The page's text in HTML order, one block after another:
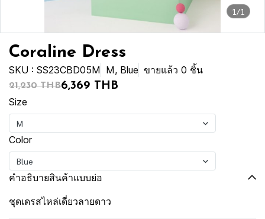
1/1
Coraline Dress
SKU : SS23CBD05M M, Blue ขายแล้ว 0 ชิ้น
21,230 THB6,369 THB
Size
M
Color
Blue
คำอธิบายสินค้าแบบย่อ
ชุดเดรสไหล่เดี่ยวลายดาว